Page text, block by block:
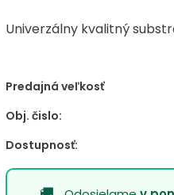
Univerzálny kvalitný
Predajná veľkosť
Obj. čislo:
Dostupnosť: